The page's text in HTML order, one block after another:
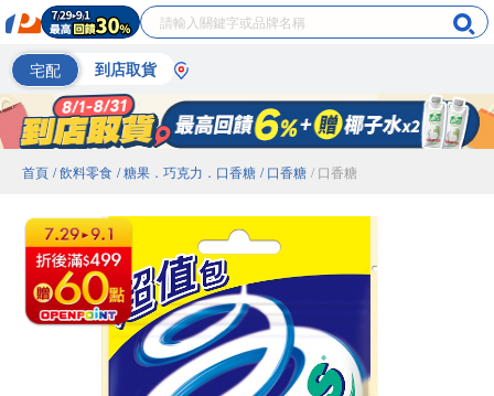
宅配 到店取貨
首頁 / 飲料零食 / 糖果．巧克力．口香糖 / 口香糖 / 口香糖